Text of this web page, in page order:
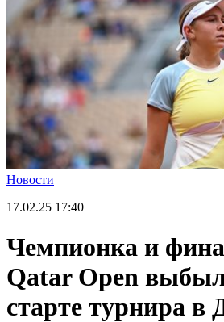
Новости
17.02.25 17:40
Чемпионка и
Qatar Open
старте турнира в